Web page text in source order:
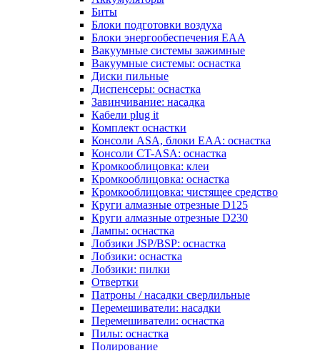
Биты
Блоки подготовки воздуха
Блоки энергообеспечения EAA
Вакуумные системы зажимные
Вакуумные системы: оснастка
Диски пильные
Диспенсеры: оснастка
Завинчивание: насадка
Кабели plug it
Комплект оснастки
Консоли ASA, блоки EAA: оснастка
Консоли CT-ASA: оснастка
Кромкооблицовка: клеи
Кромкооблицовка: оснастка
Кромкооблицовка: чистящее средство
Круги алмазные отрезные D125
Круги алмазные отрезные D230
Лампы: оснастка
Лобзики JSP/BSP: оснастка
Лобзики: оснастка
Лобзики: пилки
Отвертки
Патроны / насадки сверлильные
Перемешиватели: насадки
Перемешиватели: оснастка
Пилы: оснастка
Полирование